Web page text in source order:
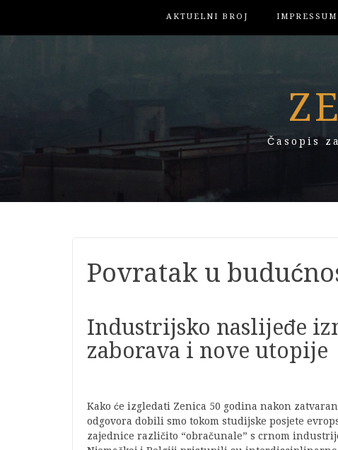
AKTUELNI BROJ IMPRESSUM
Časopis
Povratak u
Industrijsko naslijeđe
zaborava i nove utopije
Kako će izgledati Zenica 50 godina nakon
odgovora dobili smo tokom studijske posjete
zajednice različito “obračunale” s crnom